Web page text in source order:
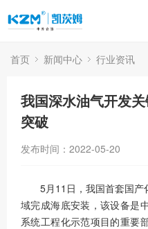
首页 新闻中心 行业资讯
我国深水油气开发
突破
发布时间：2022-05-20
5月11日，我国首套国
域完成海底安装，该设备是
系统工程化示范项目的重要